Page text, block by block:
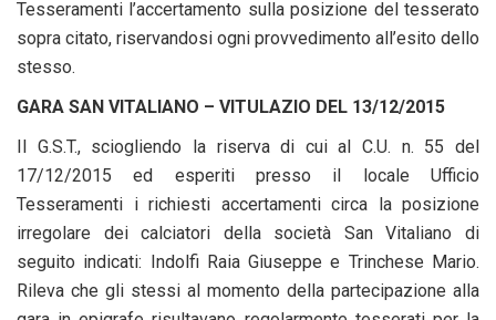
Tesseramenti l’accertamento sulla posizione del tesserato
sopra citato, riservandosi ogni provvedimento all’esito dello
stesso.
GARA SAN VITALIANO – VITULAZIO DEL 13/12/2015
Il G.S.T., sciogliendo la riserva di cui al C.U. n. 55 del
17/12/2015 ed esperiti presso il locale Ufficio
Tesseramenti i richiesti accertamenti circa la posizione
irregolare dei calciatori della società San Vitaliano di
seguito indicati: Indolfi Raia Giuseppe e Trinchese Mario.
Rileva che gli stessi al momento della partecipazione alla